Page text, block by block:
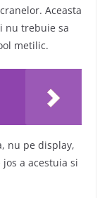
Aceasta
nu trebuie sa
metilic.
nu pe display,
a acestuia si